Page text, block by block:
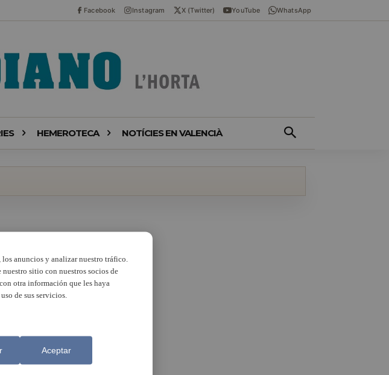
Facebook Instagram X (Twitter) YouTube WhatsApp
HEMEROTECA NOTÍCIES EN VALENCIÀ
anuncios y analizar nuestro tráfico.
sitio con nuestros socios de
otra información que les haya
de sus servicios.
Aceptar